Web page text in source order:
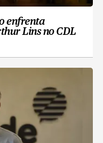
enfrenta
Lins no CDL